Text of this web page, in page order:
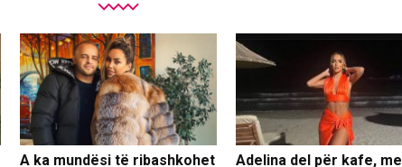
A ka mundësi të ribashkohet
Adelina del për kafe, me